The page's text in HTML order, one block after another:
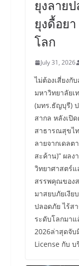
ยุงลาย
ยุงดื้อย
โลก
July 31, 2026
ไม่ต้องเสี่ยงกั
มหาวิทยาลัย
(มทร.ธัญบุรี)
สากล หลังเปิ
สาธารณสุขไ
ลายจากเดลต
สะค้าน)” ผล
วิทยาศาสตร์แ
สรรพคุณของ
มาสยบภัยเงีย
ปลอดภัย ไร้ส
ระดับโลกมา
2026ล่าสุดจั
License กับ บ